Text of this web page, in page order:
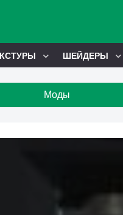
ШЕЙДЕРЫ
Моды